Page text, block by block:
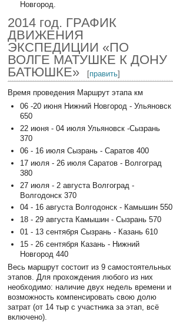
Новгород.
2014 год. ГРАФИК
ДВИЖЕНИЯ
ЭКСПЕДИЦИИ «ПО
ВОЛГЕ МАТУШКЕ К ДОНУ
БАТЮШКЕ»
[править]
Время проведения Маршрут этапа км
06 -20 июня Нижний Новгород - Ульяновск
650
22 июня - 04 июля Ульяновск -Сызрань
370
06 - 16 июля Сызрань - Саратов 400
17 июля - 26 июля Саратов - Волгоград
380
27 июля - 2 августа Волгоград -
Волгодонск 370
04 - 16 августа Волгодонск - Камышин 550
18 - 29 августа Камышин - Сызрань 570
01 - 13 сентября Сызрань - Казань 610
15 - 26 сентября Казань - Нижний
Новгород 440
Весь маршрут состоит из 9 самостоятельных
этапов. Для прохождения любого из них
необходимо: наличие двух недель времени и
возможность компенсировать свою долю
затрат (от 14 тыр с участника за этап, всё
включено).